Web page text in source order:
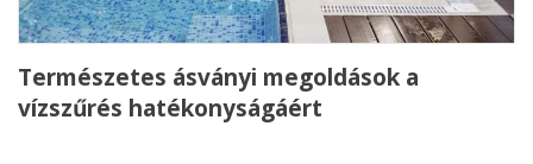
Természetes ásványi megoldások a
vízszűrés hatékonyságáért